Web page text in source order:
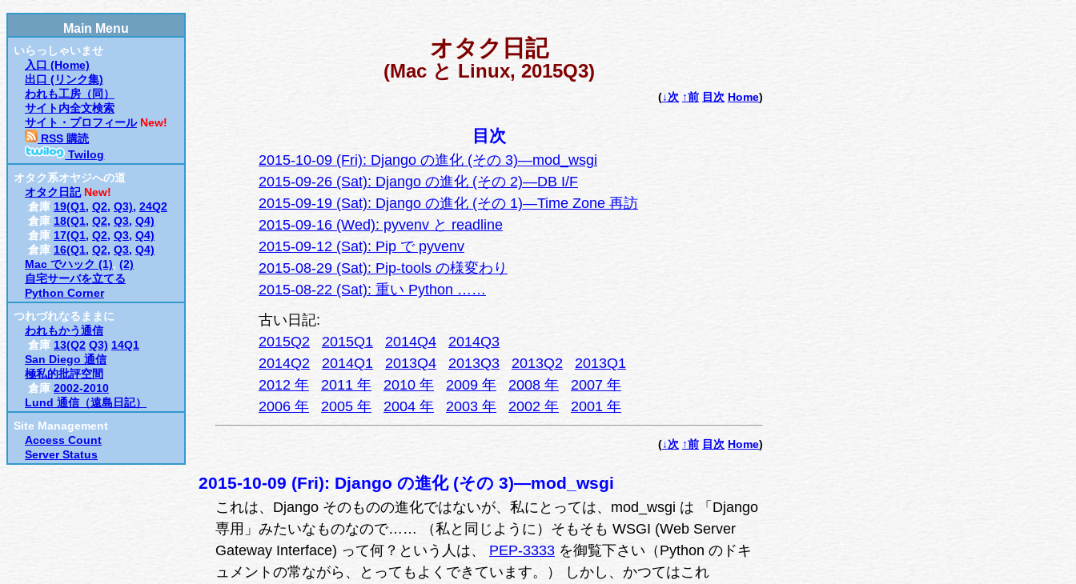
Main Menu
いらっしゃいませ
入口 (Home)
出口 (リンク集)
われも工房（同）
サイト内全文検索
サイト・プロフィール New!
RSS 購読
Twilog
オタク系オヤジへの道
オタク日記 New!
倉庫 19(Q1, Q2, Q3), 24Q2
倉庫 18(Q1, Q2, Q3, Q4)
倉庫 17(Q1, Q2, Q3, Q4)
倉庫 16(Q1, Q2, Q3, Q4)
Mac でハック (1), (2)
自宅サーバを立てる
Python Corner
つれづれなるままに
われもかう通信
倉庫 13(Q2 Q3) 14Q1
San Diego 通信
極私的批評空間
倉庫 2002-2010
Lund 通信（遠島日記）
Site Management
Access Count
Server Status
オタク日記
(Mac と Linux, 2015Q3)
(↓次 ↑前 目次 Home)
目次
2015-10-09 (Fri): Django の進化 (その 3)—mod_wsgi
2015-09-26 (Sat): Django の進化 (その 2)—DB I/F
2015-09-19 (Sat): Django の進化 (その 1)—Time Zone 再訪
2015-09-16 (Wed): pyvenv と readline
2015-09-12 (Sat): Pip で pyvenv
2015-08-29 (Sat): Pip-tools の様変わり
2015-08-22 (Sat): 重い Python ……
古い日記:
2015Q2
2015Q1 2014Q4
2014Q3
2014Q2
2014Q1 2013Q4 2013Q3 2013Q2
2013Q1
2012 年
2011 年 2010 年 2009 年 2008 年
2007 年
2006 年
2005 年 2004 年 2003 年 2002 年 2001 年
(↓次 ↑前 目次 Home)
2015-10-09 (Fri): Django の進化 (その 3)—mod_wsgi
これは、Django そのものの進化ではないが、私にとっては、mod_wsgi は 「Django
専用」みたいなものなので…… （私と同じように）そもそも WSGI (Web Server
Gateway Interface) って何？という人は、 PEP-3333 を御覧下さい（Python のドキ
ュメントの常ながら、とってもよくできています。） しかし、かつてはこれ